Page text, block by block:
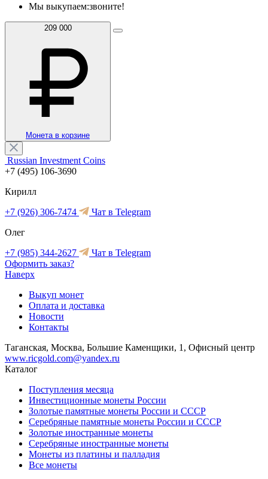
Мы выкупаем:звоните!
209 000
Монета в корзине
Russian Investment Coins
+7 (495) 106-3690
Кирилл
+7 (926) 306-7474
Чат в Telegram
Олег
+7 (985) 344-2627
Чат в Telegram
Оформить заказ?
Наверх
Выкуп монет
Оплата и доставка
Новости
Контакты
Таганская, Москва, Большие Каменщики, 1, Офисный центр
www.ricgold.com@yandex.ru
Каталог
Поступления месяца
Инвестиционные монеты России
Золотые памятные монеты России и СССР
Серебряные памятные монеты России и СССР
Золотые иностранные монеты
Серебряные иностранные монеты
Монеты из платины и палладия
Все монеты